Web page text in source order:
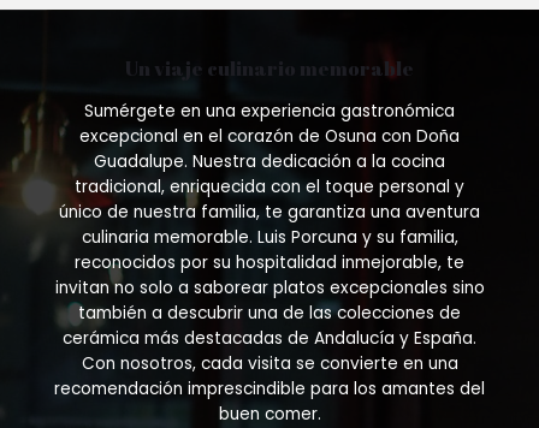
Un viaje culinario memorable
Sumérgete en una experiencia gastronómica
excepcional en el corazón de Osuna con Doña
Guadalupe. Nuestra dedicación a la cocina
tradicional, enriquecida con el toque personal y
único de nuestra familia, te garantiza una aventura
culinaria memorable. Luis Porcuna y su familia,
reconocidos por su hospitalidad inmejorable, te
invitan no solo a saborear platos excepcionales sino
también a descubrir una de las colecciones de
cerámica más destacadas de Andalucía y España.
Con nosotros, cada visita se convierte en una
recomendación imprescindible para los amantes del
buen comer.